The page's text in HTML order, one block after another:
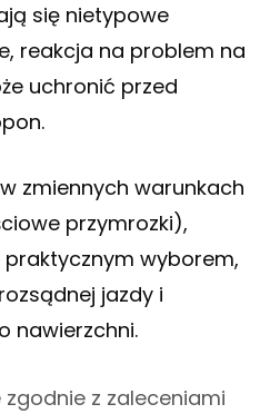
się nietypowe
reakcja na problem na
uchronić przed
zmiennych warunkach
przymrozki),
wyborem,
jazdy i
nawierzchni.
z zaleceniami